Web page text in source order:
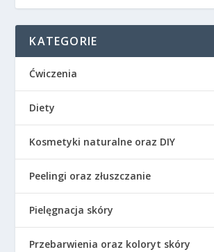
KATEGORIE
Ćwiczenia
Diety
Kosmetyki naturalne oraz DIY
Peelingi oraz złuszczanie
Pielęgnacja skóry
Przebarwienia oraz koloryt skóry